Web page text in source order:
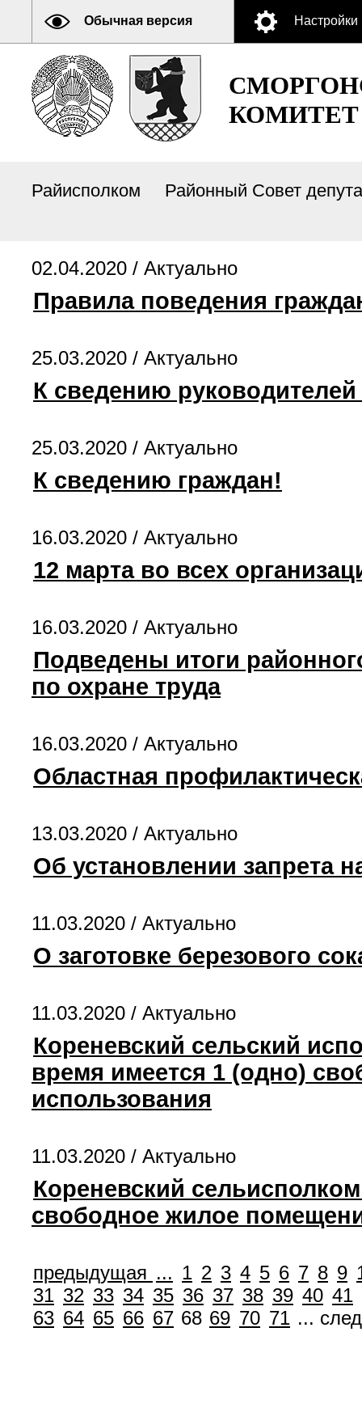
Обычная версия Настройки
КОМИТЕТ
Райисполком Районный Совет
02.04.2020 / Актуально
Правила поведения
25.03.2020 / Актуально
К сведению
25.03.2020 / Актуально
К сведению граждан!
16.03.2020 / Актуально
12 марта во всех
16.03.2020 / Актуально
Подведены итоги
по охране труда
16.03.2020 / Актуально
Областная
13.03.2020 / Актуально
Об установлении запрета
11.03.2020 / Актуально
О заготовке березового
11.03.2020 / Актуально
Кореневский сельский
время имеется 1 (одно)
использования
11.03.2020 / Актуально
Кореневский
свободное жилое
предыдущая ... 1 2 3 4 5 6 7 8 9
31 32 33 34 35 36 37 38 39 40 41
63 64 65 66 67 68 69 70 71 ...